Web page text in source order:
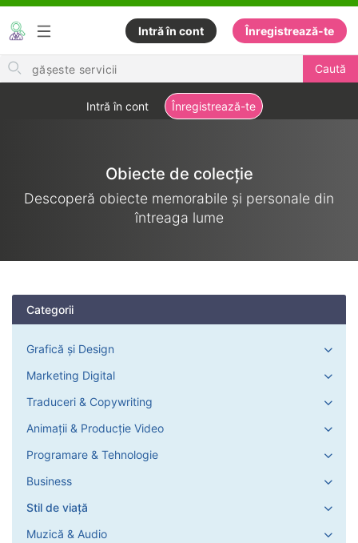
Intră în cont Înregistrează-te
Search
Caută
Intră în cont Înregistrează-te
Obiecte de colecție
Descoperă obiecte memorabile și personale din
întreaga lume
Categorii
Grafică și Design
Marketing Digital
Traduceri & Copywriting
Animații & Producție Video
Programare & Tehnologie
Business
Stil de viață
Muzică & Audio